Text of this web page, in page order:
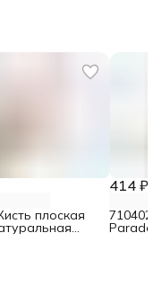
плоская
414 ₽
Parade